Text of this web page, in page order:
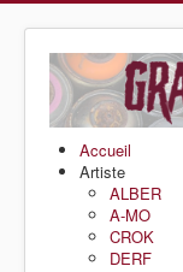
Accueil
Artiste
ALBER
A-MO
CROK
DERF